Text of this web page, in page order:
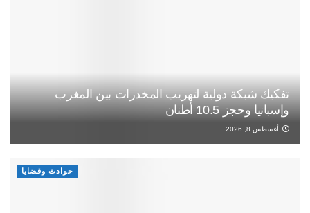
تفكيك شبكة دولية لتهريب المخدرات بين المغرب
وإسبانيا وحجز 10.5 أطنان
أغسطس 8, 2026
حوادث وقضايا